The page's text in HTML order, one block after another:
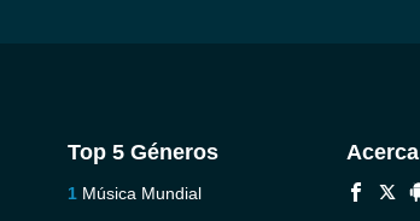
Top 5 Géneros
Música Mundial
Acerca